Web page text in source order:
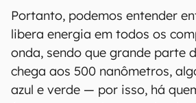
Portanto, podemos entender
libera energia em todos os
onda, sendo que grande parte
chega aos 500 nanômetros,
azul e verde — por isso, há